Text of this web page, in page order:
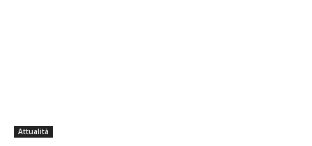
Attualità